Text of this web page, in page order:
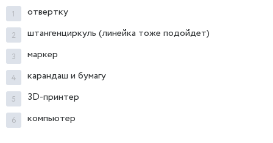
отвертку
штангенциркуль (линейка тоже подойдет)
маркер
карандаш и бумагу
3D-принтер
компьютер